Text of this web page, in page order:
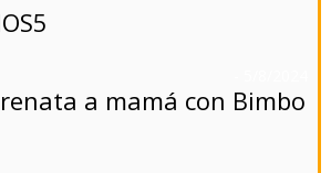
a mamá con Bimbo